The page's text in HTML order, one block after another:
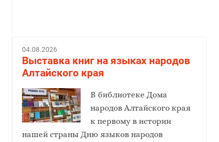
04.08.2026
Выставка книг на языках народов
Алтайского края
В библиотеке Дома
народов Алтайского края
к первому в истории
нашей страны Дню языков народов